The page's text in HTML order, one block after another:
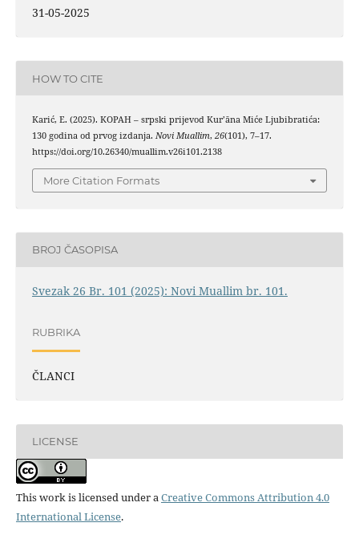
31-05-2025
HOW TO CITE
Karić, E. (2025). KOPAH – srpski prijevod Kurʼāna Miće Ljubibratića:
130 godina od prvog izdanja. Novi Muallim, 26(101), 7–17.
https://doi.org/10.26340/muallim.v26i101.2138
More Citation Formats
BROJ ČASOPISA
Svezak 26 Br. 101 (2025): Novi Muallim br. 101.
RUBRIKA
ČLANCI
LICENSE
This work is licensed under aCreative Commons Attribution 4.0
International License.